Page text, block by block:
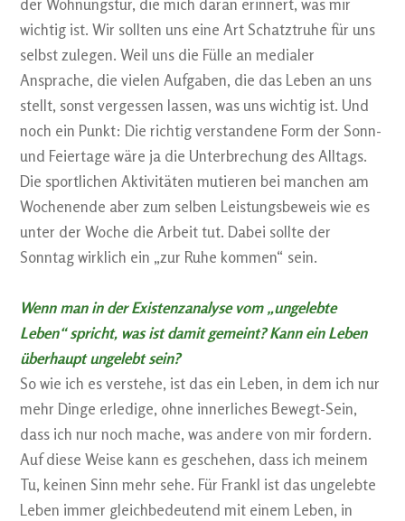
der Wohnungstür, die mich daran erinnert, was mir
wichtig ist. Wir sollten uns eine Art Schatztruhe für uns
selbst zulegen. Weil uns die Fülle an medialer
Ansprache, die vielen Aufgaben, die das Leben an uns
stellt, sonst vergessen lassen, was uns wichtig ist. Und
noch ein Punkt: Die richtig verstandene Form der Sonn-
und Feiertage wäre ja die Unterbrechung des Alltags.
Die sportlichen Aktivitäten mutieren bei manchen am
Wochenende aber zum selben Leistungsbeweis wie es
unter der Woche die Arbeit tut. Dabei sollte der
Sonntag wirklich ein „zur Ruhe kommen“ sein.
Wenn man in der Existenzanalyse vom „ungelebte
Leben“ spricht, was ist damit gemeint? Kann ein Leben
überhaupt ungelebt sein?
So wie ich es verstehe, ist das ein Leben, in dem ich nur
mehr Dinge erledige, ohne innerliches Bewegt-Sein,
dass ich nur noch mache, was andere von mir fordern.
Auf diese Weise kann es geschehen, dass ich meinem
Tu, keinen Sinn mehr sehe. Für Frankl ist das ungelebte
Leben immer gleichbedeutend mit einem Leben, in